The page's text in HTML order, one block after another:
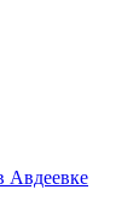
Авдеевке